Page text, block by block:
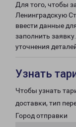
Для того, чтобы
Ленинградскую
ввести данные
заполнить
уточнения
Узнать
Чтобы узнать
доставки, тип
Город отправки